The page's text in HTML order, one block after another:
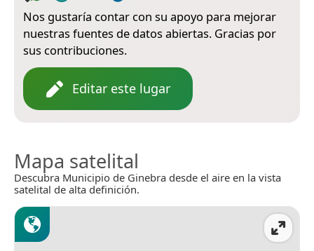
Nos gustaría contar con su apoyo para mejorar
nuestras fuentes de datos abiertas. Gracias por
sus contribuciones.
Editar este lugar
Mapa satelital
Descubra Municipio de Ginebra desde el aire en la vista
satelital de alta definición.